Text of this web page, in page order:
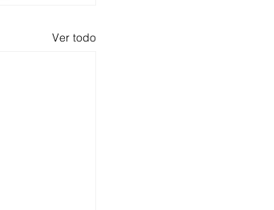
Ver todo